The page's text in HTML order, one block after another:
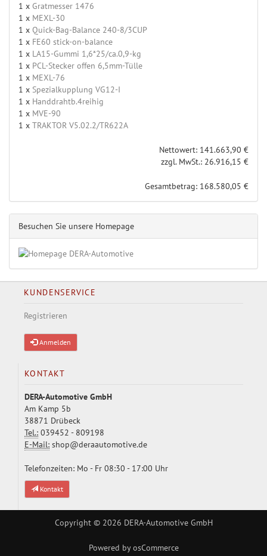
1 x Gratmesser 1476
1 x MEXL-30
1 x Quick-Bag-Balance 240-8/3CUP
1 x FE60 stick-on-balance
1 x LA15-Gummi 1,6*25/ca.0,9-kg
1 x PCL-Stecker offen 6,5mm-Tülle
1 x MEXL-76
1 x Spezialkupplung VG12-I
1 x Handdrahtb.4reihig
1 x MVE-90
1 x TRAKTOR V5.02.2/TR622A
Nettowert: 141.663,90 €
zzgl. MwSt.: 26.916,15 €
Gesamtbetrag: 168.580,05 €
Besuchen Sie unsere Homepage
KUNDENSERVICE
Registrieren
Anmelden
KONTAKT
DERA-Automotive GmbH
Am Kamp 5b
38871 Drübeck
Tel.: 039452 - 809198
E-Mail: shop@deraautomotive.de
Telefonzeiten: Mo - Fr 08:30 - 17:00 Uhr
Kontakt
Copyright © 2026 DERA-Automotive GmbH
Powered byosCommerce